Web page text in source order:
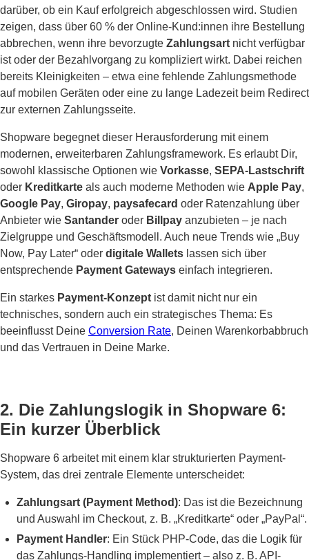
darüber, ob ein Kauf erfolgreich abgeschlossen wird. Studien
zeigen, dass über 60 % der Online-Kund:innen ihre Bestellung
abbrechen, wenn ihre bevorzugte Zahlungsart nicht verfügbar
ist oder der Bezahlvorgang zu kompliziert wirkt. Dabei reichen
bereits Kleinigkeiten – etwa eine fehlende Zahlungsmethode
auf mobilen Geräten oder eine zu lange Ladezeit beim Redirect
zur externen Zahlungsseite.
Shopware begegnet dieser Herausforderung mit einem
modernen, erweiterbaren Zahlungsframework. Es erlaubt Dir,
sowohl klassische Optionen wie Vorkasse, SEPA-Lastschrift
oder Kreditkarte als auch moderne Methoden wie Apple Pay,
Google Pay, Giropay, paysafecard oder Ratenzahlung über
Anbieter wie Santander oder Billpay anzubieten – je nach
Zielgruppe und Geschäftsmodell. Auch neue Trends wie „Buy
Now, Pay Later“ oder digitale Wallets lassen sich über
entsprechende Payment Gateways einfach integrieren.
Ein starkes Payment-Konzept ist damit nicht nur ein
technisches, sondern auch ein strategisches Thema: Es
beeinflusst Deine Conversion Rate, Deinen Warenkorbabbruch
und das Vertrauen in Deine Marke.
2. Die Zahlungslogik in Shopware 6:
Ein kurzer Überblick
Shopware 6 arbeitet mit einem klar strukturierten Payment-
System, das drei zentrale Elemente unterscheidet:
Zahlungsart (Payment Method): Das ist die Bezeichnung
und Auswahl im Checkout, z. B. „Kreditkarte“ oder „PayPal“.
Payment Handler: Ein Stück PHP-Code, das die Logik für
das Zahlungs-Handling implementiert – also z. B. API-